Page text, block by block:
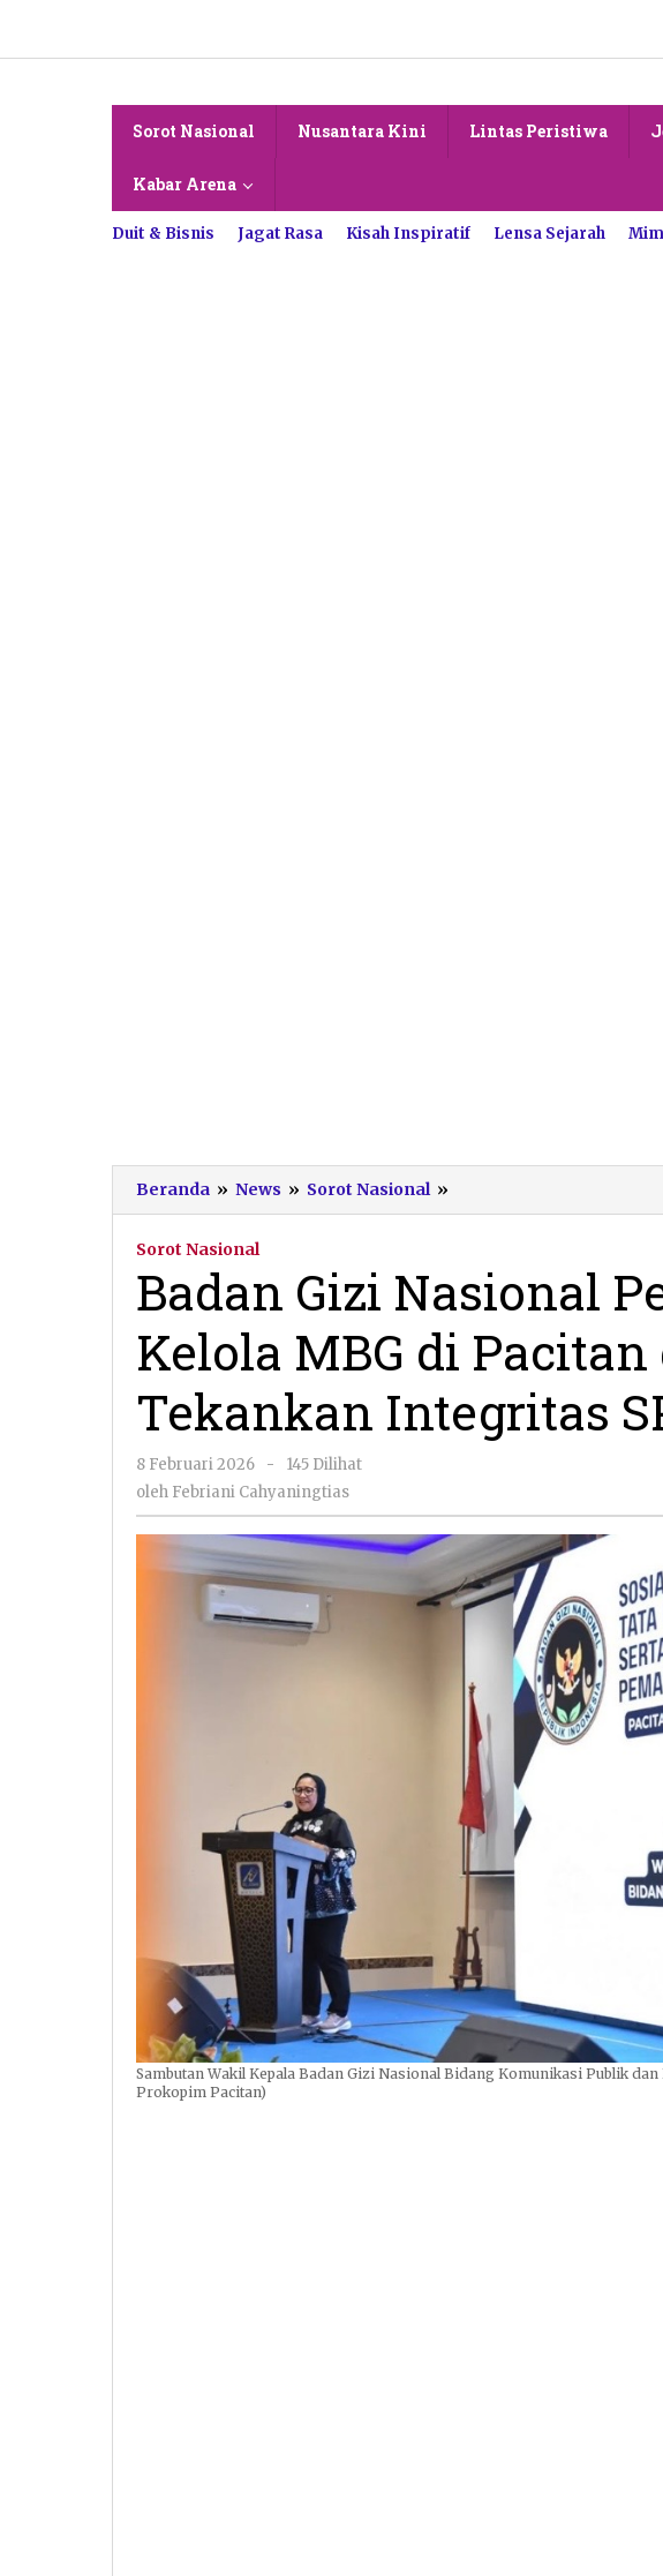
konten
Sorot Nasional Nusantara Kini Lintas Peristiwa
Kabar Arena
Duit & Bisnis Jagat Rasa Kisah Inspiratif Lensa Sejarah
Beranda » News » Sorot Nasional »
Gizi
Tata
Kelola
MBG
dan
Ponorogo,
Sorot Nasional
Badan Gizi Nasional
Kelola MBG di
Tekankan Integritas
8 Februari 2026
oleh
Febriani
Cahyaningtias
-
145 Dilihat
oleh Febriani Cahyaningtias
Sambutan Wakil Kepala Badan Gizi Nasional Bidang Komunikasi Publik
Prokopim Pacitan)